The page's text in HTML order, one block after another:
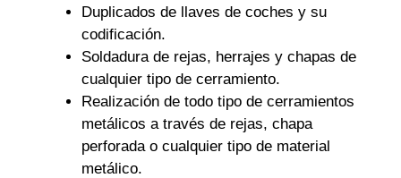
Duplicados de llaves de coches y su
codificación.
Soldadura de rejas, herrajes y chapas de
cualquier tipo de cerramiento.
Realización de todo tipo de cerramientos
metálicos a través de rejas, chapa
perforada o cualquier tipo de material
metálico.